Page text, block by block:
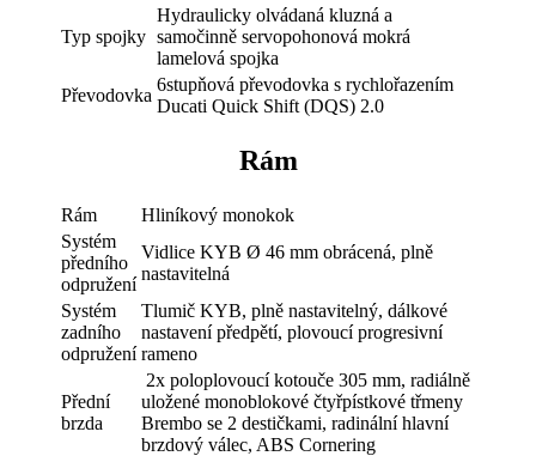
Typ spojky
Hydraulicky olvádaná kluzná a
samočinně servopohonová mokrá
lamelová spojka
Převodovka
6stupňová převodovka s rychlořazením
Ducati Quick Shift (DQS) 2.0
Rám
Rám
Hliníkový monokok
Systém
předního
odpružení
Vidlice KYB Ø 46 mm obrácená, plně
nastavitelná
Systém
zadního
odpružení
Tlumič KYB, plně nastavitelný, dálkové
nastavení předpětí, plovoucí progresivní
rameno
Přední
brzda
2x poloplovoucí kotouče 305 mm, radiálně
uložené monoblokové čtyřpístkové třmeny
Brembo se 2 destičkami, radinální hlavní
brzdový válec, ABS Cornering